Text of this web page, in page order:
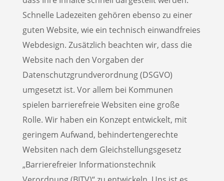
Schnelle Ladezeiten gehören ebenso zu einer
guten Website, wie ein technisch einwandfreies
Webdesign. Zusätzlich beachten wir, dass die
Website nach den Vorgaben der
Datenschutzgrundverordnung (DSGVO)
umgesetzt ist. Vor allem bei Kommunen
spielen barrierefreie Websiten eine große
Rolle. Wir haben ein Konzept entwickelt, mit
geringem Aufwand, behindertengerechte
Websiten nach dem Gleichstellungsgesetz
„Barrierefreier Informationstechnik